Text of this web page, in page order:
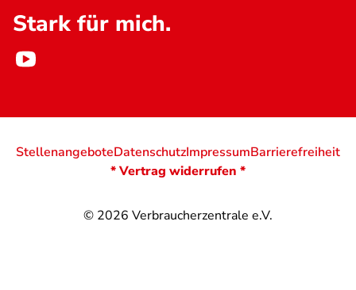
Stark für mich.
© 2026 Verbraucherzentrale e.V.
StellenangeboteDatenschutzImpressumBarrierefreiheit
* Vertrag widerrufen *